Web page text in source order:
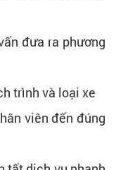
đưa ra phương
trình và loại xe
viên đến đúng